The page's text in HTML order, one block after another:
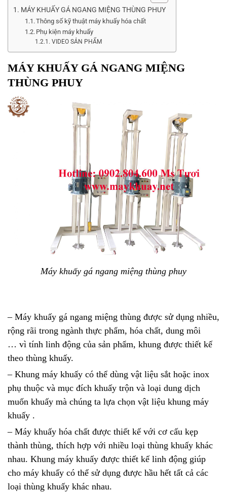
MÁY KHUẤY GÁ NGANG MIỆNG THÙNG PHUY
Thông số kỹ thuật máy khuấy hóa chất
Phụ kiện máy khuấy
VIDEO SẢN PHẨM
MÁY KHUẤY GÁ NGANG MIỆNG
THÙNG PHUY
Máy khuấy gá ngang miệng thùng phuy
– Máy khuấy gá ngang miệng thùng được sử dụng nhiều,
rộng rãi trong ngành thực phẩm, hóa chất, dung môi
… vì tính linh động của sản phẩm, khung được thiết kế
theo thùng khuấy.
– Khung máy khuấy có thể dùng vật liệu sắt hoặc inox
phụ thuộc và mục đích khuấy trộn và loại dung dịch
muốn khuấy mà chúng ta lựa chọn vật liệu khung máy
khuấy .
– Máy khuấy hóa chất được thiết kế với cơ cấu kẹp
thành thùng, thích hợp với nhiều loại thùng khuấy khác
nhau. Khung máy khuấy được thiết kế linh động giúp
cho máy khuấy có thể sử dụng được hầu hết tất cả các
loại thùng khuấy khác nhau.